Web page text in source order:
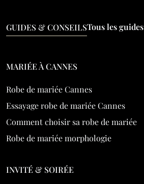
GUIDES & CONSEILSTous les guides
MARIÉE À CANNES
Robe de mariée Cannes
Essayage robe de mariée Cannes
Comment choisir sa robe de mariée
Robe de mariée morphologie
INVITÉ & SOIRÉE